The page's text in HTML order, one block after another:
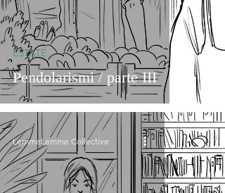
Pendolarismi / parte III
ESTATE
LemmeLemme Collective